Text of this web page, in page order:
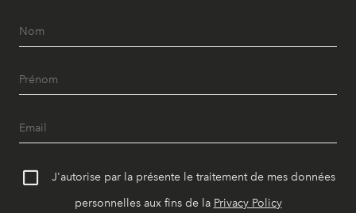
J'autorise par la présente le traitement de mes données
personnelles aux fins de la Privacy Policy